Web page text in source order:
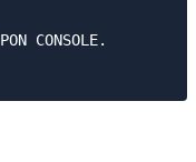
CONSOLE.